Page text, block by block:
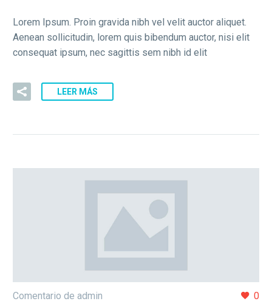
Lorem Ipsum. Proin gravida nibh vel velit auctor aliquet.
Aenean sollicitudin, lorem quis bibendum auctor, nisi elit
consequat ipsum, nec sagittis sem nibh id elit
LEER MÁS
0
Comentario de admin